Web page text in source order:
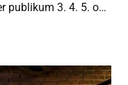
publikum 3. 4. 5. og
og spektakulær